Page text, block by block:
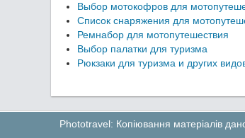
Выбор мотокофров для
Список снаряжения для
Ремнабор для мотопутешествия
Выбор палатки для туризма
Рюкзаки для туризма и других
Phototravel: Копіювання матеріалів